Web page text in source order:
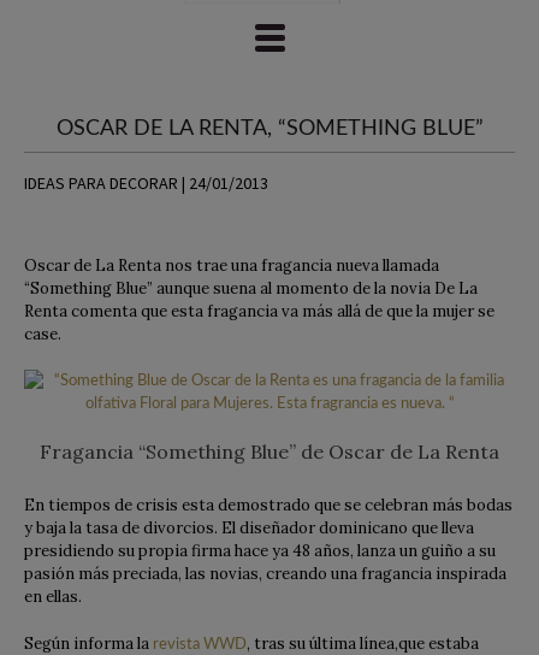
OSCAR DE LA RENTA, “SOMETHING BLUE”
IDEAS PARA DECORAR | 24/01/2013
Oscar de La Renta nos trae una fragancia nueva llamada
“Something Blue” aunque suena al momento de la novia De La
Renta comenta que esta fragancia va más allá de que la mujer se
case.
Fragancia “Something Blue” de Oscar de La Renta
En tiempos de crisis esta demostrado que se celebran más bodas
y baja la tasa de divorcios. El diseñador dominicano que lleva
presidiendo su propia firma hace ya 48 años, lanza un guiño a su
pasión más preciada, las novias, creando una fragancia inspirada
en ellas.
Según informa la revista WWD, tras su última línea,que estaba